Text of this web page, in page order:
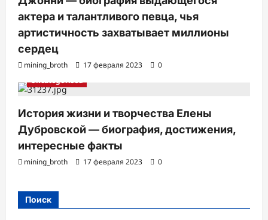
актера и талантливого певца, чья
артистичность захватывает миллионы
сердец
mining_broth 17 февраля 2023
0
Uncategorised
История жизни и творчества Елены
Дубровской — биография, достижения,
интересные факты
mining_broth 17 февраля 2023 0
Поиск